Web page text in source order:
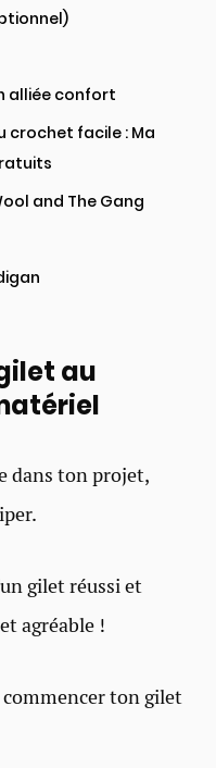
alliée confort
crochet facile : Ma
and The Gang
au
dans ton projet,
gilet réussi et
agréable !
ton gilet